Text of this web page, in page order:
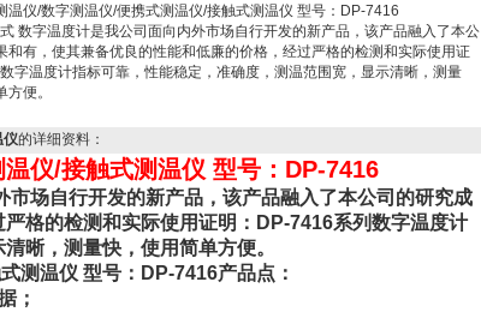
温仪/数字测温仪/便携式测温仪/接触式测温仪 型号：DP-7416
数字温度计是我公司面向内外市场自行开发的新产品，该产品融入了本公
和有，使其兼备优良的性能和低廉的价格，经过严格的检测和实际使用证
字温度计指标可靠，性能稳定，准确度，测温范围宽，显示清晰，测量
便。
仪的详细资料：
仪/接触式测温仪 型号：DP-7416
场自行开发的新产品，该产品融入了本公司的研究成
格的检测和实际使用证明：DP-7416系列数字温度计
晰，测量快，使用简单方便。
测温仪 型号：DP-7416产品点：
；